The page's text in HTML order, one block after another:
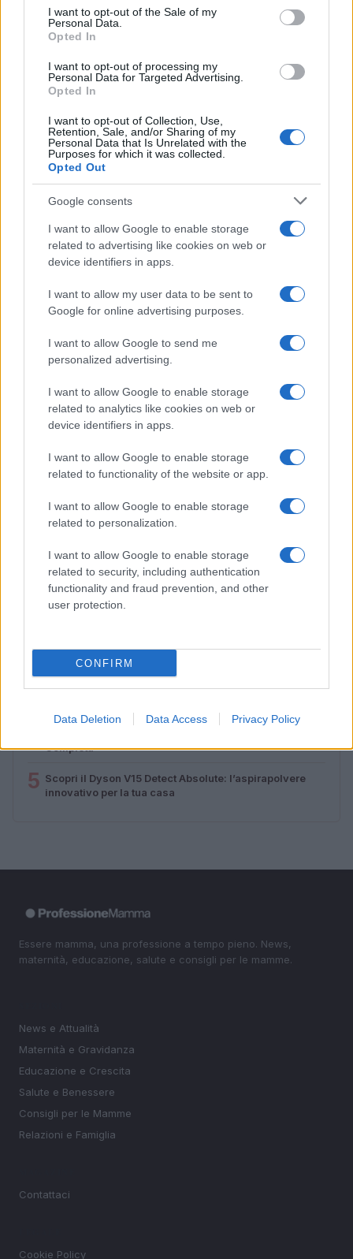
consent section.
I want to opt-out of the Sale of my
Personal Data.
Opted In
I want to opt-out of processing my
Personal Data for Targeted Advertising.
Opted In
I want to opt-out of Collection, Use,
Retention, Sale, and/or Sharing of my
Personal Data that Is Unrelated with the
Purposes for which it was collected.
Opted Out
Google consents
I want to allow Google to enable storage
related to advertising like cookies on web or
device identifiers in apps.
I want to allow my user data to be sent to
Google for online advertising purposes.
I want to allow Google to send me
personalized advertising.
I want to allow Google to enable storage
related to analytics like cookies on web or
device identifiers in apps.
I want to allow Google to enable storage
related to functionality of the website or app.
I want to allow Google to enable storage
related to personalization.
I want to allow Google to enable storage
related to security, including authentication
functionality and fraud prevention, and other
user protection.
CONFIRM
Data Deletion Data Access Privacy Policy
Codacons denuncia: i problemi che affliggono la Sicilia
Matteo Pellegrino · 25 Lug 2026
NEWS E ATTUALITÀ
Lamezia International Film Fest: arte e cultura si
incontrano in Calabria
PIÙ LETTI
Diritti delle lavoratrici in gravidanza: guida completa e
aggiornata
2
disponibili
3 La salute mentale delle mamme: perché è importante
Completa
5 Scopri il Dyson V15 Detect Absolute: l’aspirapolvere
innovativo per la tua casa
Essere mamma, una professione a tempo pieno. News,
maternità, educazione, salute e consigli per le mamme.
News e Attualità
Maternità e Gravidanza
Educazione e Crescita
Salute e Benessere
Consigli per le Mamme
Relazioni e Famiglia
Contattaci
Cookie Policy